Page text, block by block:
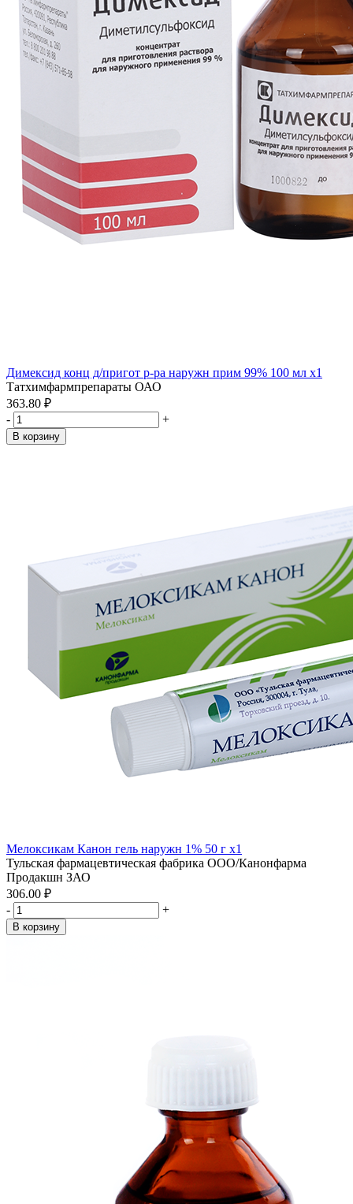
Димексид конц д/пригот р-ра наружн прим 99% 100 мл x1
Татхимфармпрепараты ОАО
363.80 ₽
-
+
В корзину
Мелоксикам Канон гель наружн 1% 50 г x1
Тульская фармацевтическая фабрика ООО/Канонфарма
Продакшн ЗАО
306.00 ₽
-
+
В корзину